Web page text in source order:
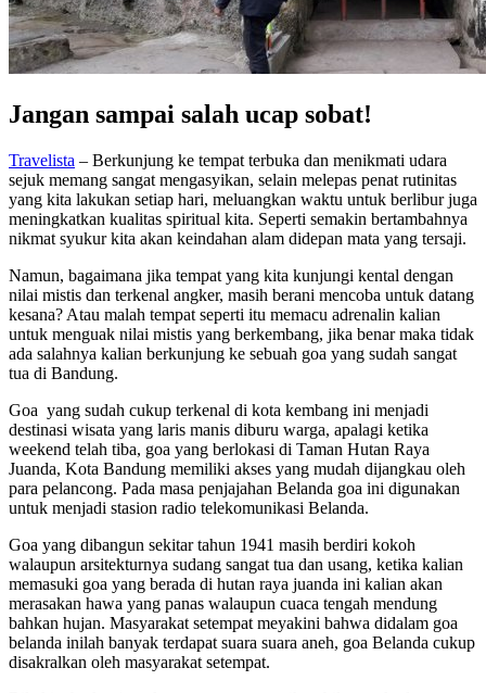
Jangan sampai salah ucap sobat!
Travelista – Berkunjung ke tempat terbuka dan menikmati udara
sejuk memang sangat mengasyikan, selain melepas penat rutinitas
yang kita lakukan setiap hari, meluangkan waktu untuk berlibur juga
meningkatkan kualitas spiritual kita. Seperti semakin bertambahnya
nikmat syukur kita akan keindahan alam didepan mata yang tersaji.
Namun, bagaimana jika tempat yang kita kunjungi kental dengan
nilai mistis dan terkenal angker, masih berani mencoba untuk datang
kesana? Atau malah tempat seperti itu memacu adrenalin kalian
untuk menguak nilai mistis yang berkembang, jika benar maka tidak
ada salahnya kalian berkunjung ke sebuah goa yang sudah sangat
tua di Bandung.
Goa yang sudah cukup terkenal di kota kembang ini menjadi
destinasi wisata yang laris manis diburu warga, apalagi ketika
weekend telah tiba, goa yang berlokasi di Taman Hutan Raya
Juanda, Kota Bandung memiliki akses yang mudah dijangkau oleh
para pelancong. Pada masa penjajahan Belanda goa ini digunakan
untuk menjadi stasion radio telekomunikasi Belanda.
Goa yang dibangun sekitar tahun 1941 masih berdiri kokoh
walaupun arsitekturnya sudang sangat tua dan usang, ketika kalian
memasuki goa yang berada di hutan raya juanda ini kalian akan
merasakan hawa yang panas walaupun cuaca tengah mendung
bahkan hujan. Masyarakat setempat meyakini bahwa didalam goa
belanda inilah banyak terdapat suara suara aneh, goa Belanda cukup
disakralkan oleh masyarakat setempat.